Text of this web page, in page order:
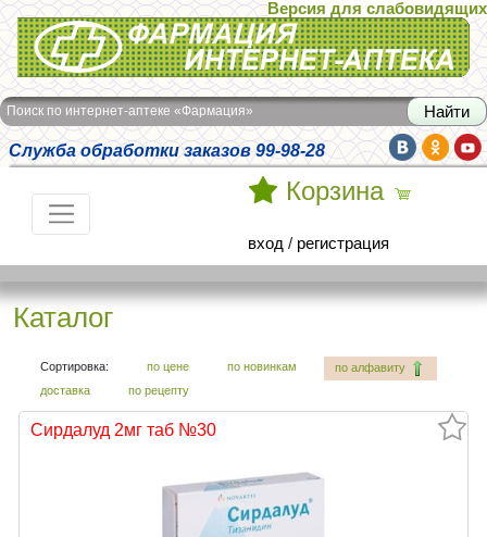
Интернет-аптека Фармация
Версия для слабовидящих
Поиск по интернет-аптеке «Фармация»
Служба обработки заказов 99-98-28
Корзина
вход / регистрация
Каталог
Сортировка: по цене по новинкам
по алфавиту
доставка
по рецепту
Сирдалуд 2мг таб №30